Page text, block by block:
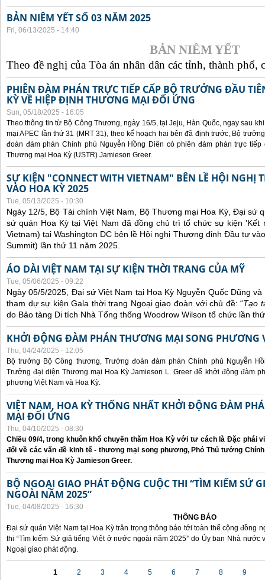
BẢN NIÊM YẾT SỐ 03 NĂM 2025
Fri, 06/13/2025 - 14:40
BẢN NIÊM YẾT
Theo đề nghị của Tòa án nhân dân các tỉnh, thành phố,
PHIÊN ĐÀM PHÁN TRỰC TIẾP CẤP BỘ TRƯỞNG ĐẦU
KỲ VỀ HIỆP ĐỊNH THƯƠNG MẠI ĐỐI ỨNG
Sun, 05/18/2025 - 16:05
Theo thông tin từ Bộ Công Thương, ngày 16/5, tại Jeju, Hàn Quốc, ngay sau
mại APEC lần thứ 31 (MRT 31), theo kế hoạch hai bên đã định trước, Bộ
đoàn đàm phán Chính phủ Nguyễn Hồng Diên có phiên đàm phán trực
Thương mại Hoa Kỳ (USTR) Jamieson Greer.
SỰ KIỆN "CONNECT WITH VIETNAM" BÊN LỀ HỘI
VÀO HOA KỲ 2025
Tue, 05/13/2025 - 10:30
Ngày 12/5, Bộ Tài chính Việt Nam, Bộ Thương mại Hoa Kỳ, Đại sứ
sứ quán Hoa Kỳ tại Việt Nam đã đồng chủ trì tổ chức sự kiện 'Kết
Vietnam) tại Washington DC bên lề Hội nghị Thượng đỉnh Đầu tư
Summit) lần thứ 11 năm 2025.
ÁO DÀI VIỆT NAM TẠI SỰ KIỆN THỜI TRANG CỦA MỸ
Tue, 05/06/2025 - 09:22
Ngày 05/5/2025, Đại sứ Việt Nam tại Hoa Kỳ Nguyễn Quốc Dũng
tham dự sự kiện Gala thời trang Ngoại giao đoàn với chủ đề: “Tạo
do Bảo tàng Di tích Nhà Tổng thống Woodrow Wilson tổ chức lần
KHỞI ĐỘNG ĐÀM PHÁN THƯƠNG MẠI SONG PHƯƠNG
Thu, 04/24/2025 - 12:05
Bộ trưởng Bộ Công thương, Trưởng đoàn đàm phán Chính phủ Nguyễn
Trưởng đại diện Thương mại Hoa Kỳ Jamieson L. Greer để khởi động đàm
phương Việt Nam và Hoa Kỳ.
VIỆT NAM, HOA KỲ THỐNG NHẤT KHỞI ĐỘNG ĐÀM
MẠI ĐỐI ỨNG
Thu, 04/10/2025 - 08:30
Chiều 09/4, trong khuôn khổ chuyến thăm Hoa Kỳ với tư cách là Đặc phái
đổi về các vấn đề kinh tế - thương mại song phương, Phó Thủ tướng
Thương mại Hoa Kỳ Jamieson Greer.
BỘ NGOẠI GIAO PHÁT ĐỘNG CUỘC THI “TÌM KIẾM SỨ
NGOÀI NĂM 2025”
Tue, 04/08/2025 - 16:30
THÔNG BÁO
Đại sứ quán Việt Nam tại Hoa Kỳ trân trọng thông báo tới toàn thể cộng đồng
thi “Tìm kiếm Sứ giả tiếng Việt ở nước ngoài năm 2025” do Ủy ban Nhà
Ngoại giao phát động.
1 2 3 4 5 6 7 8 9